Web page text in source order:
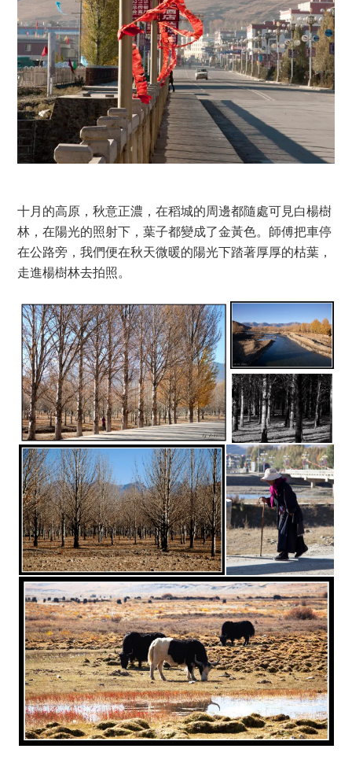
十月的高原，秋意正濃，在稻城的周邊都隨處可見白楊樹
林，在陽光的照射下，葉子都變成了金黃色。師傅把車停
在公路旁，我們便在秋天微暖的陽光下踏著厚厚的枯葉，
走進楊樹林去拍照。